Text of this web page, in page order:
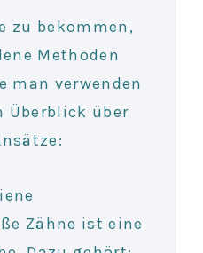
zu bekommen,
Methoden
man verwenden
Überblick über
Zähne ist eine